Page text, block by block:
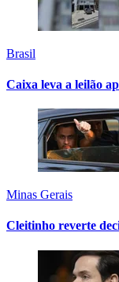
Brasil
Caixa leva a leilão
Minas Gerais
Cleitinho reverte